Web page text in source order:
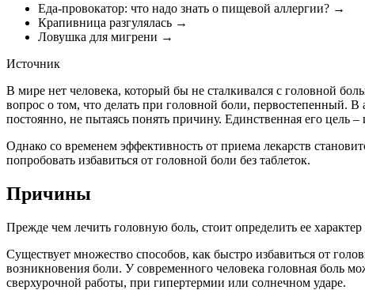
Еда-провокатор: что надо знать о пищевой аллергии? →
Крапивница разгулялась →
Ловушка для мигрени →
Источник
В мире нет человека, который бы не сталкивался с головной
вопрос о том, что делать при головной боли, первостепенный.
постоянно, не пытаясь понять причину. Единственная его цель –
Однако со временем эффективность от приема лекарств
попробовать избавиться от головной боли без таблеток.
Причины
Прежде чем лечить головную боль, стоит определить ее
Существует множество способов, как быстро избавиться от
возникновения боли. У современного человека головная боль
сверхурочной работы, при гипертермии или солнечном ударе.